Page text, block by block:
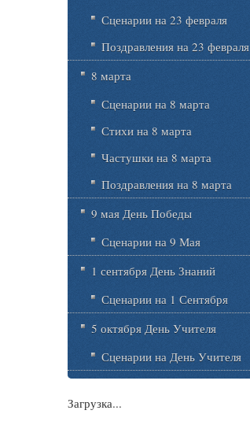
Сценарии на 23 февраля
Поздравления на 23 февраля
8 марта
Сценарии на 8 марта
Стихи на 8 марта
Частушки на 8 марта
Поздравления на 8 марта
9 мая День Победы
Сценарии на 9 Мая
1 сентября День Знаний
Сценарии на 1 Сентября
5 октября День Учителя
Сценарии на День Учителя
Загрузка...